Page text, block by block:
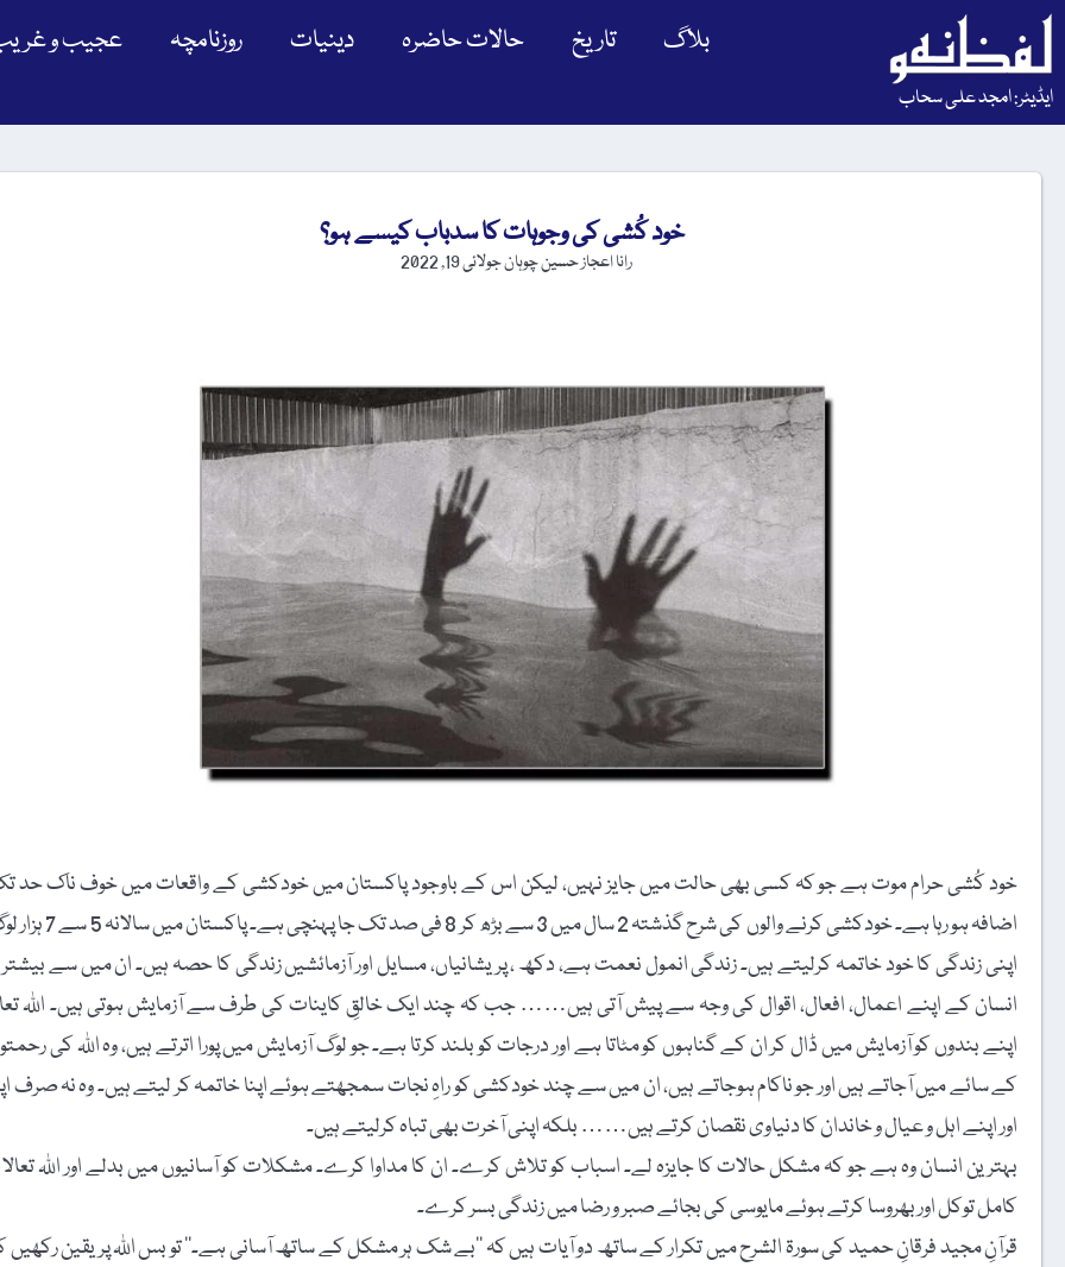
ایڈیٹر: امجد علی سحاب
بلاگ تاریخ حالات حاضرہ دینیات روزنامچہ عجیب و
خود کُشی کی وجوہات کا سدباب کیسے ہو؟
رانا اعجاز حسین چوہانجولائی 19, 2022
خود کُشی حرام موت ہے جو کہ کسی بھی حالت میں جایز نہیں، لیکن اس کے باوجود پاکستان میں خودکشی کے واقعات میں خوف ناک حد
اضافہ ہو رہا ہے۔ خودکشی کرنے والوں کی شرح گذشتہ 2 سال میں 3 سے بڑھ کر 8 فی صد تک جا
اپنی زندگی کا خود خاتمہ کرلیتے ہیں۔ زندگی انمول نعمت ہے، دکھ ، پریشانیاں، مسایل اور آزمائشیں زندگی کا حصہ ہیں۔ ان میں سے بیشتر
انسان کے اپنے اعمال، افعال، اقوال کی وجہ سے پیش آتی ہیں…… جب کہ چند ایک خالقِ کاینات کی طرف سے آزمایش ہوتی ہیں۔ اﷲ
اپنے بندوں کو آزمایش میں ڈال کر ان کے گناہوں کو مٹاتا ہے اور درجات کو بلند کرتا ہے۔ جو لوگ آزمایش میں پورا اترتے ہیں، وہ اﷲ کی
کے سائے میں آجاتے ہیں اور جو ناکام ہوجاتے ہیں، ان میں سے چند خودکشی کو راہِ نجات سمجھتے ہوئے اپنا خاتمہ کر لیتے ہیں۔ وہ نہ صرف
اور اپنے اہل و عیال و خاندان کا دنیاوی نقصان کرتے ہیں…… بلکہ اپنی آخرت بھی تباہ کرلیتے ہیں۔
بہترین انسان وہ ہے جو کہ مشکل حالات کا جایزہ لے۔ اسباب کو تلاش کرے۔ ان کا مداوا کرے۔ مشکلات کو آسانیوں میں بدلے اور اللہ تعالا
کامل توکل اور بھروسا کرتے ہوئے مایوسی کی بجائے صبر و رضا میں زندگی بسر کرے۔
قرآنِ مجید فرقانِ حمید کی سورۃ الشرح میں تکرار کے ساتھ دو آیات ہیں کہ ’’بے شک ہر مشکل کے ساتھ آسانی ہے۔‘‘ تو بس اللہ پر یقین رکھیں